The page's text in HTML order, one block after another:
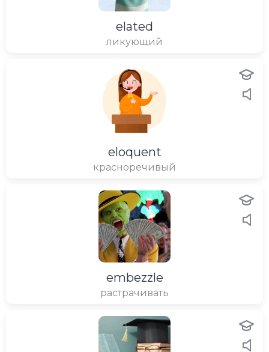
elated
ликующий
eloquent
красноречивый
embezzle
растрачивать